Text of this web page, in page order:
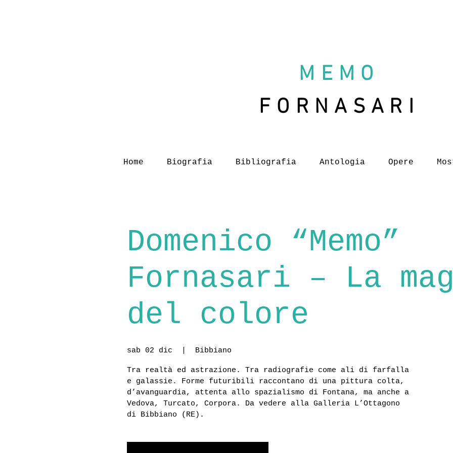
MEMO
FORNASARI
Home Biografia Bibliografia Antologia Opere
Domenico “Memo”
Fornasari – La
del colore
sab 02 dic Bibbiano
Tra realtà ed astrazione. Tra radiografie come ali di farfalla
e galassie. Forme futuribili raccontano di una pittura colta,
d’avanguardia, attenta allo spazialismo di Fontana, ma anche a
Vedova, Turcato, Corpora. Da vedere alla Galleria L’Ottagono
di Bibbiano (RE).